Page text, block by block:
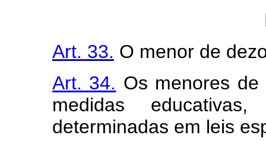
Art. 33. O menor de
Art. 34. Os menores
medidas
determinadas em leis